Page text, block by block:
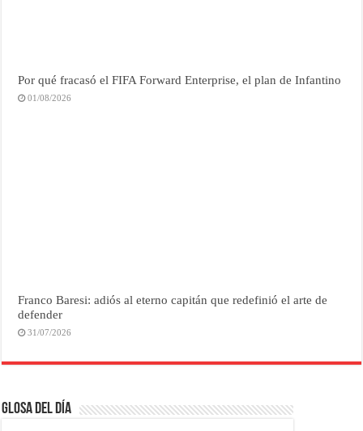
Por qué fracasó el FIFA Forward Enterprise, el plan de Infantino
01/08/2026
Franco Baresi: adiós al eterno capitán que redefinió el arte de
defender
31/07/2026
Glosa del Día